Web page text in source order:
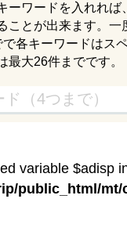
ーワードを入れれば
ことが出来ます。一
各キーワードはス
最大26件までです。
variable $adisp
public_html/